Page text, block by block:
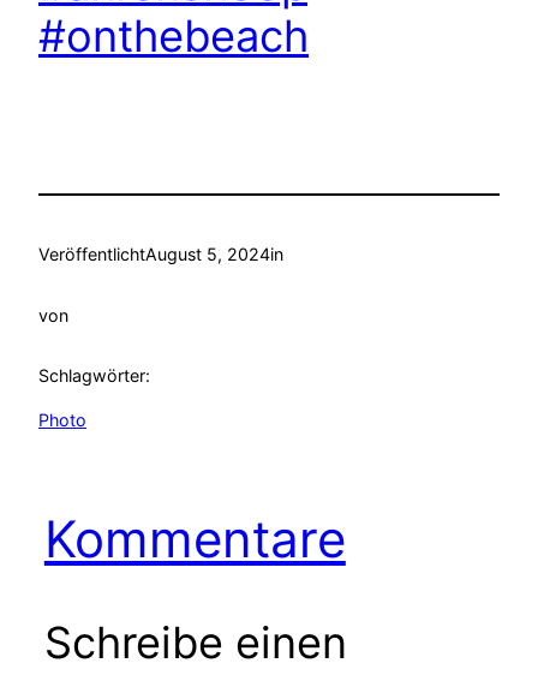
#onthebeach
VeröffentlichtAugust 5, 2024in
von
Schlagwörter:
Photo
Kommentare
Schreibe einen